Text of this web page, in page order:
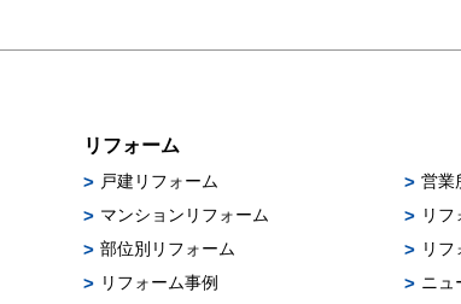
リフォーム
戸建リフォーム
マンションリフォーム
部位別リフォーム
リフォーム事例
営業
リフ
リ
ニュ